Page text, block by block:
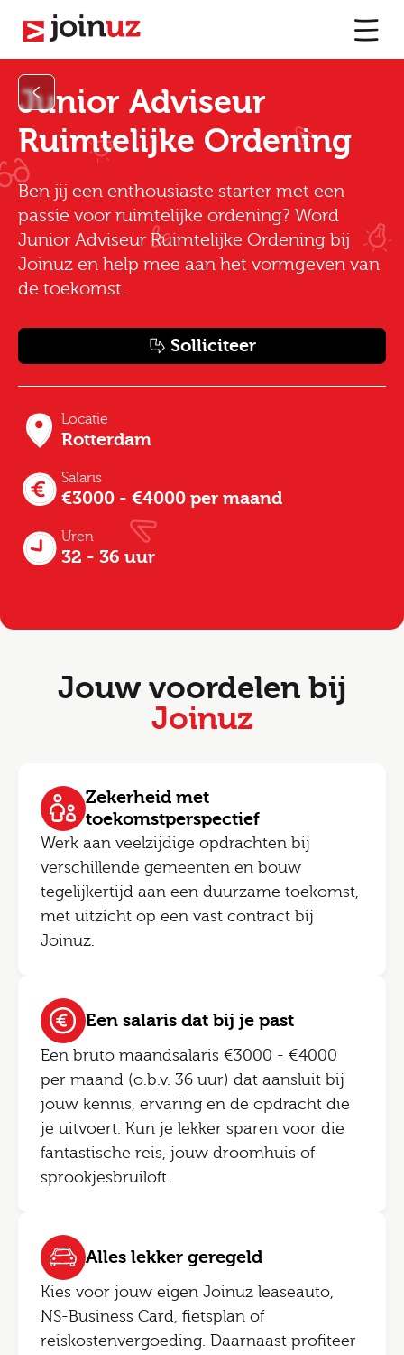
Junior Adviseur
Ruimtelijke Ordening
Ben jij een enthousiaste starter met een
passie voor ruimtelijke ordening? Word
Junior Adviseur Ruimtelijke Ordening bij
Joinuz en help mee aan het vormgeven van
de toekomst.
Solliciteer
Locatie
Rotterdam
Salaris
€3000 - €4000 per maand
Uren
32 - 36 uur
Jouw voordelen bij
Joinuz
Zekerheid met
toekomstperspectief
Werk aan veelzijdige opdrachten bij
verschillende gemeenten en bouw
tegelijkertijd aan een duurzame toekomst,
met uitzicht op een vast contract bij
Joinuz.
Een salaris dat bij je past
Een bruto maandsalaris €3000 - €4000
per maand (o.b.v. 36 uur) dat aansluit bij
jouw kennis, ervaring en de opdracht die
je uitvoert. Kun je lekker sparen voor die
fantastische reis, jouw droomhuis of
sprookjesbruiloft.
Alles lekker geregeld
Kies voor jouw eigen Joinuz leaseauto,
NS-Business Card, fietsplan of
reiskostenvergoeding. Daarnaast profiteer